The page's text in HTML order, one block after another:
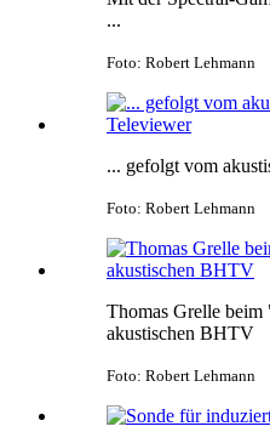
...
Foto: Robert Lehmann
... gefolgt vom
Foto: Robert Lehmann
Thomas Grelle beim
akustischen BHTV
Foto: Robert Lehmann